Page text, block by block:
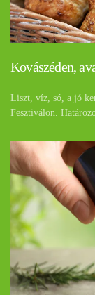
Kovászéden,
Liszt, víz, só, a jó
Fesztiválon.